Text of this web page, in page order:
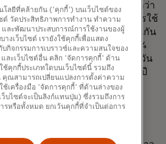
ปี ตั้งแต่ปี 2023 ถึง 2024 ซึ่งสูงกว่า
บดั้งเดิมในสหรัฐอเมริกา และการใช้
ดกับแบรนด์เหล่านี้ก็เพิ่มสูงขึ้นเช่นกัน
พบว่า ระหว่างปี 2018 ถึง 2024
รณ์ฟิตเนสใหม่ ๆ ในช่วงเทศกาลวัน
ต์ เมื่อเทียบกับช่วงเวลาอื่น ๆ ของปี
างอารมณ์
นโลยีที่คล้ายกัน ('คุกกี้') บนเว็บไซต์ของ
ซต์ วัดประสิทธิภาพการทำงาน ทำความ
และพัฒนาประสบการณ์การใช้งานของผู้
างเว็บไซต์ เรายังใช้คุกกี้เพื่อแสดง
กิจกรรมการเบราวซ์และความสนใจของ
และเว็บไซต์อื่น คลิก 'จัดการคุกกี้' ด้าน
ใช้คุกกี้ประเภทใดบนเว็บไซต์นี้ รวมถึง
คุณสามารถเปลี่ยนแปลงการตั้งค่าความ
ช้เครื่องมือ 'จัดการคุกกี้' ที่ด้านล่างของ
บไซต์จะเป็นลิงก์แทนปุ่ม) ซึ่งรวมถึงการ
รหรือทั้งหมด ยกเว้นคุกกี้ที่จำเป็นต่อการ